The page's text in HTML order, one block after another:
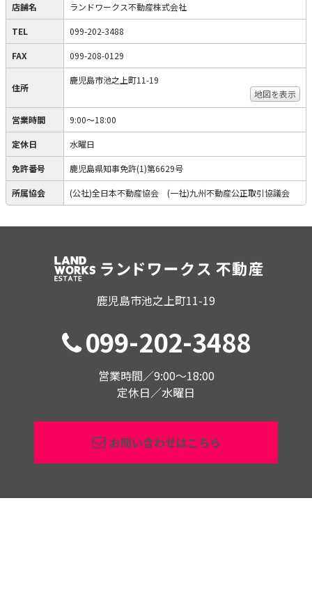
店舗名 ランドワークス不動産株式会社
TEL 099-202-3488
FAX 099-208-0129
住所
鹿児島市池之上町11-19
地図を表示
営業時間 9:00〜18:00
定休日 水曜日
免許番号 鹿児島県知事免許(1)第6629号
所属協会 (公社)全日本不動産協会 (一社)九州不動産公正取引協議会
鹿児島市池之上町11-19
099-202-3488
営業時間／9:00〜18:00
定休日／水曜日
お問い合わせはこちら